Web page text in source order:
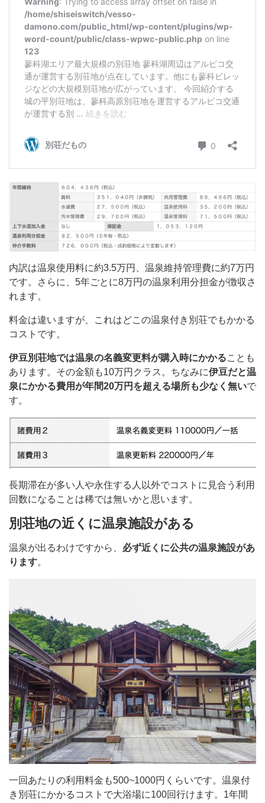
内訳は温泉使用料に約3.5万円、温泉維持管理費に約7万円
です。さらに、5年ごとに8万円の温泉利用分担金が徴収さ
れます。
料金は違いますが、これはどこの温泉付き別荘でもかかる
コストです。
伊豆別荘地では温泉の名義変更料が購入時にかかることも
あります。その金額も10万円クラス。ちなみに伊豆だと温
泉にかかる費用が年間20万円を超える場所も少なく無いで
す。
長期滞在が多い人や永住する人以外でコストに見合う利用
回数になることは稀では無いかと思います。
別荘地の近くに温泉施設がある
温泉が出るわけですから、 必ず近くに公共の温泉施設があ
ります。
一回あたりの利用料金も500~1000円くらいです。温泉付
き別荘にかかるコストで大浴場に100回行けます。1年間